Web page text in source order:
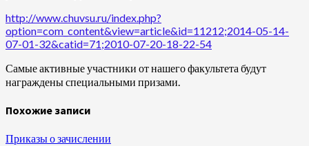
http://www.chuvsu.ru/index.php?
option=com_content&view=article&id=11212;2014-05-14-
07-01-32&catid=71;2010-07-20-18-22-54
Самые активные участники от нашего факультета будут
награждены специальными призами.
Похожие записи
Приказы о зачислении